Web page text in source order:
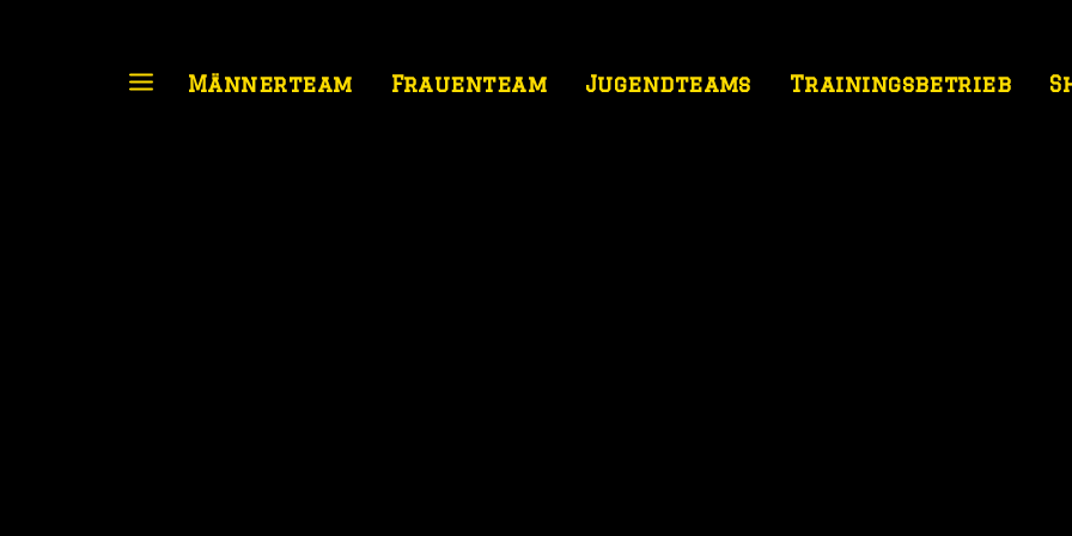
Männerteam Frauenteam Jugendteams Trainingsbetrieb